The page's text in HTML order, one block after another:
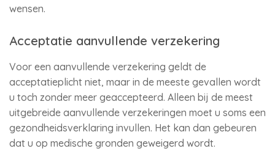
wensen.
Acceptatie aanvullende verzekering
Voor een aanvullende verzekering geldt de
acceptatieplicht niet, maar in de meeste gevallen wordt
u toch zonder meer geaccepteerd. Alleen bij de meest
uitgebreide aanvullende verzekeringen moet u soms een
gezondheidsverklaring invullen. Het kan dan gebeuren
dat u op medische gronden geweigerd wordt.